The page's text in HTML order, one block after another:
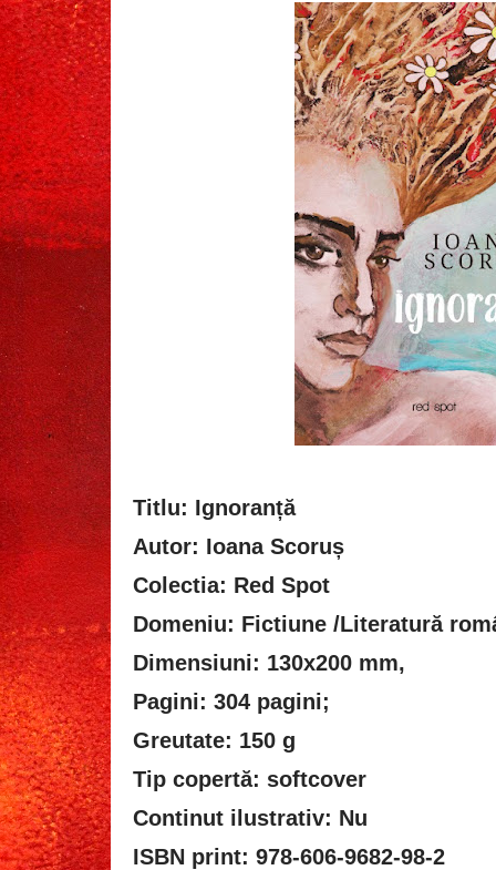
Titlu: Ignoranță
Autor: Ioana Scoruș
Colectia: Red Spot
Domeniu: Fictiune /Literatură
Dimensiuni: 130x200 mm,
Pagini: 304 pagini;
Greutate: 150 g
Tip copertă: softcover
Continut ilustrativ: Nu
ISBN print: 978-606-9682-98-2